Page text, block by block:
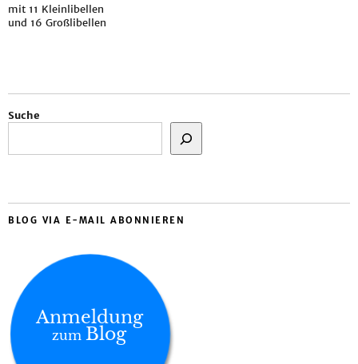
mit 11 Kleinlibellen
und 16 Großlibellen
Suche
BLOG VIA E-MAIL ABONNIEREN
Anmeldung
zum Blog